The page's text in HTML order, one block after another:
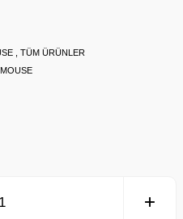
TÜM ÜRÜNLER